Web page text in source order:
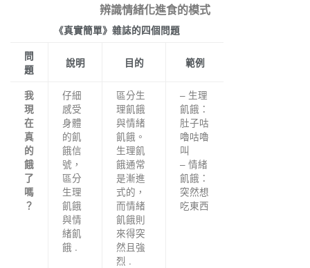
辨識情緒化進食的模式
《真實簡單》雜誌的四個問題
問
題
說明 目的 範例
我
現
在
真
的
餓
了
嗎
？
仔細
感受
身體
的飢
餓信
號，
區分
生理
飢餓
與情
緒飢
餓 .
區分生
理飢餓
與情緒
飢餓。
生理飢
餓通常
是漸進
式的，
而情緒
飢餓則
來得突
然且強
烈 .
– 生理
飢餓：
肚子咕
嚕咕嚕
叫
– 情緒
飢餓：
突然想
吃東西